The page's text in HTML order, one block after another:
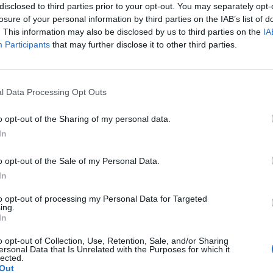
to third parties prior to your opt-out. You may separately
of your personal information by third parties on the IAB’s list of
This information may also be disclosed by us to third parties on the
Participants that may further disclose it to other third parties.
Data Processing Opt Outs
opt-out of the Sharing of my personal data.
opt-out of the Sale of my Personal Data.
opt-out of processing my Personal Data for Targeted
opt-out of Collection, Use, Retention, Sale, and/or Sharing
Data that Is Unrelated with the Purposes for which it
produzione tra Fiat e Chrysler sarà
ha spiegato Marchionne - La scelta di
alcune vetture, ad esempio quella che
Arriverà dopo il 2013 e dobbiamo
Rudy Giuliani a Come States?
americana